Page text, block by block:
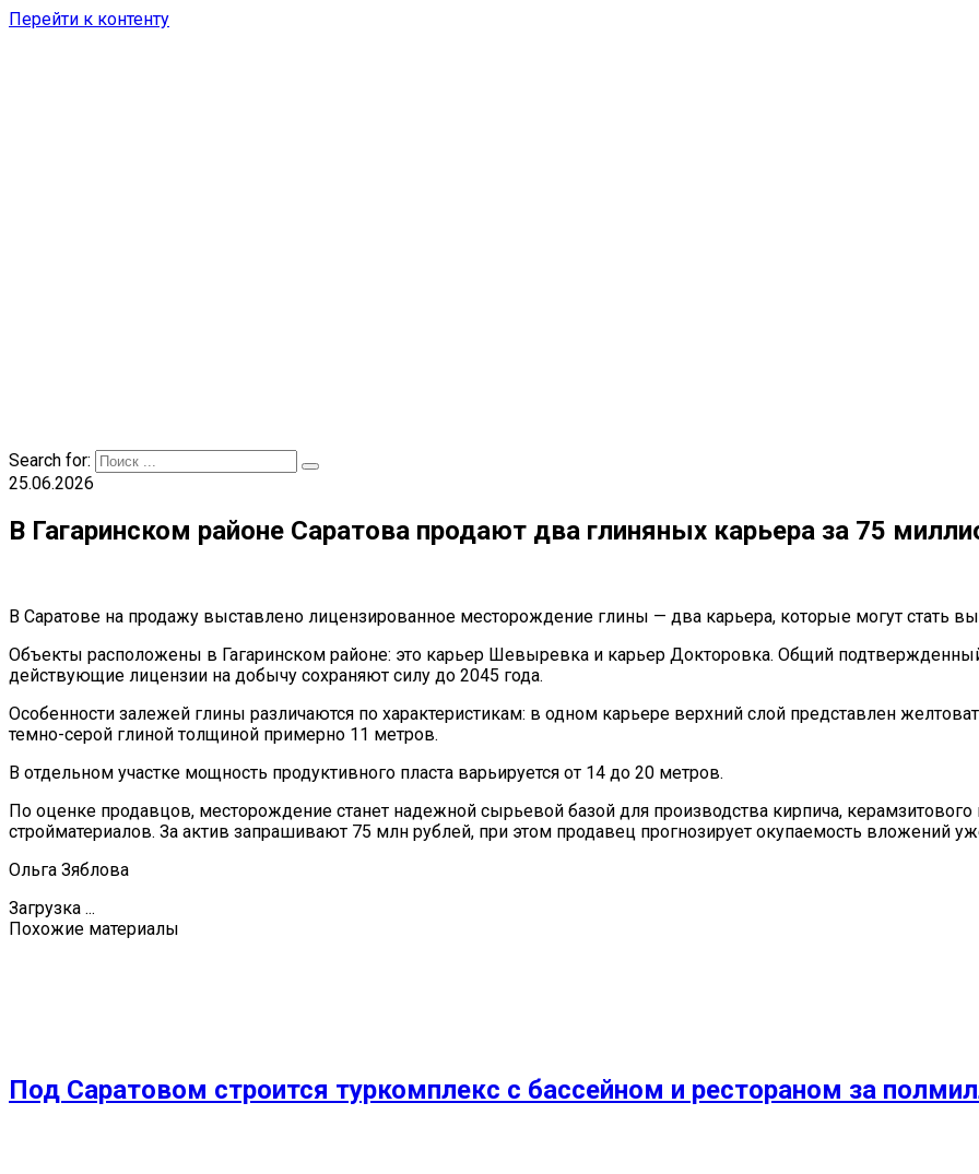
Перейти к контенту
Search for:
25.06.2026
В Гагаринском районе Саратова продают два глиняных карьера за 75
В Саратове на продажу выставлено лицензированное месторождение глины — два карьера, которые могут стать
Объекты расположены в Гагаринском районе: это карьер Шевыревка и карьер Докторовка. Общий
действующие лицензии на добычу сохраняют силу до 2045 года.
Особенности залежей глины различаются по характеристикам: в одном карьере верхний слой представлен
темно-серой глиной толщиной примерно 11 метров.
В отдельном участке мощность продуктивного пласта варьируется от 14 до 20 метров.
По оценке продавцов, месторождение станет надежной сырьевой базой для производства кирпича,
стройматериалов. За актив запрашивают 75 млн рублей, при этом продавец прогнозирует окупаемость вложений
Ольга Зяблова
Загрузка ...
Похожие материалы
Под Саратовом строится туркомплекс с бассейном и рестораном за